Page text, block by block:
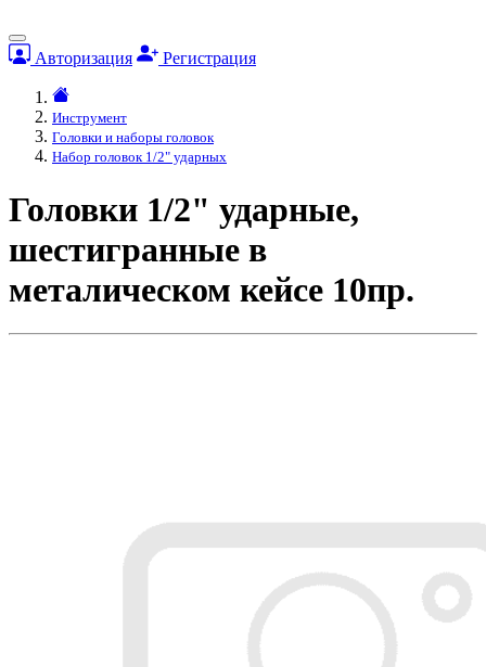
Авторизация Регистрация
Инструмент
Головки и наборы головок
Набор головок 1/2" ударных
Головки 1/2" ударные,
шестигранные в
металическом кейсе 10пр.